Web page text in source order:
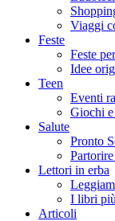
Viaggi
Feste
Feste
Idee
Teen
Eventi
Giochi
Salute
Pronto
Lettori in erba
I libri
Articoli